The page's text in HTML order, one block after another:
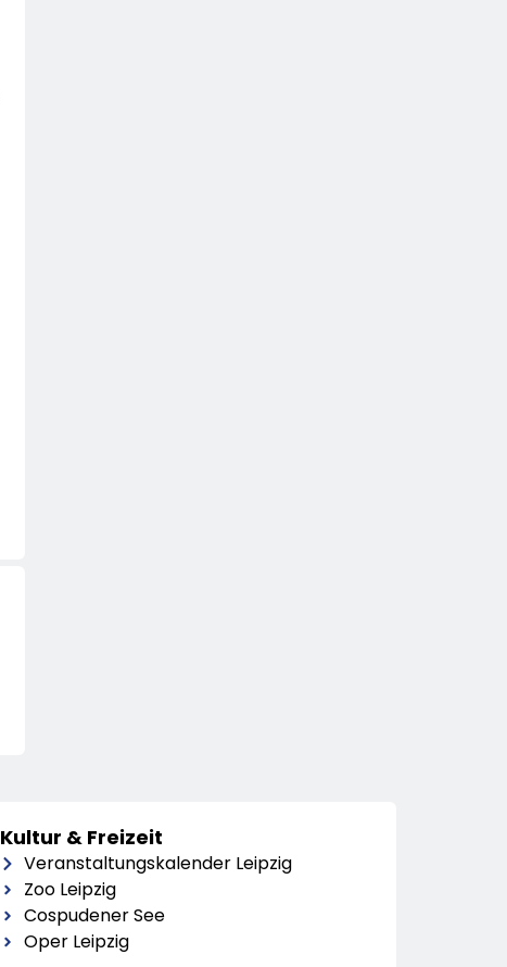
Kultur & Freizeit
Veranstaltungskalender Leipzig
Zoo Leipzig
Cospudener See
Oper Leipzig